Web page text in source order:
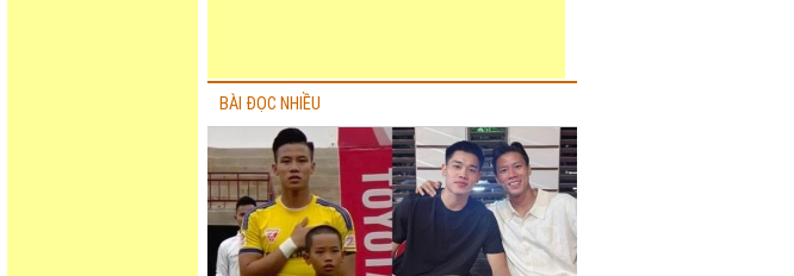
BÀI ĐỌC NHIỀU